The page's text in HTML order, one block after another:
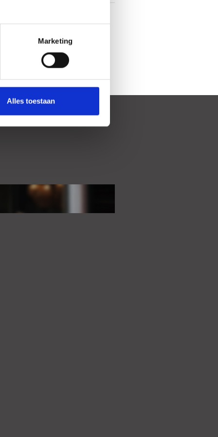
Marketing
Alles toestaan
per month;
the information, text, or photos